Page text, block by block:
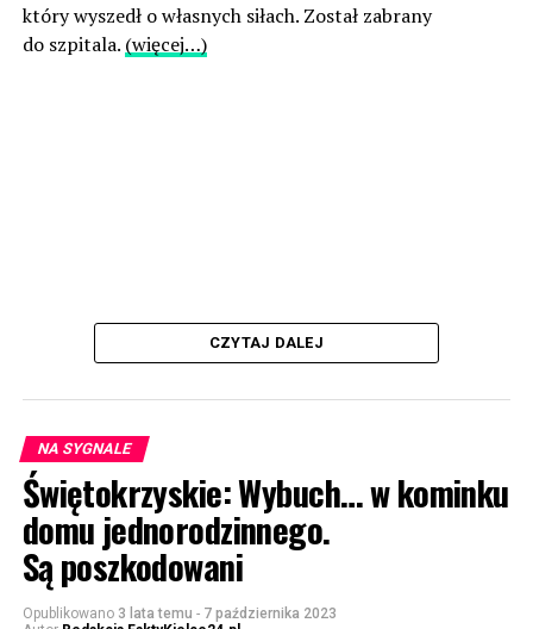
który wyszedł o własnych siłach. Został zabrany
do szpitala. (więcej…)
CZYTAJ DALEJ
NA SYGNALE
Świętokrzyskie: Wybuch… w kominku
domu jednorodzinnego.
Są poszkodowani
Opublikowano 3 lata temu - 7 października 2023